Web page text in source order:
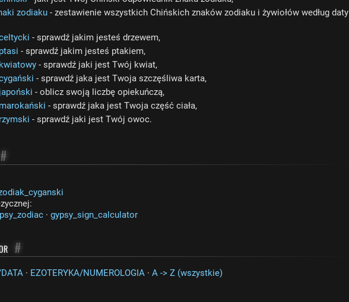
zodiaku - zestawienie wszystkich Chińskich znaków zodiaku i żywiołów według daty
- sprawdź jakim jesteś drzewem,
- sprawdź jakim jesteś ptakiem,
- sprawdź jaki jest Twój kwiat,
- sprawdź jaka jest Twoja szczęśliwa karta,
- oblicz swoją liczbę opiekuńczą,
- sprawdź jaka jest Twoja część ciała,
- sprawdź jaki jest Twój owoc.
#
· gypsy_sign_calculator
#
· EZOTERYKA/NUMEROLOGIA · A -> Z (wszystkie)